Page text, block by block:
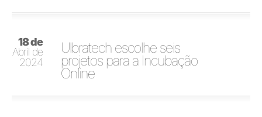
18 de
Abril de
2024
Ulbratech escolhe seis
projetos para a Incubação
Online